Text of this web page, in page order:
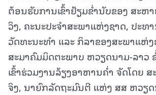
ຕ້ອນຮັບການເຂົ້າຢ້ຽມຂໍ່ານັບຂອງ ສະຫ
ວິງ, ຄະນະປະຈໍາສະພາແຫ່ງຊາດ, ປະທ
ວັດທະນະທໍາ ແລະ ກິລາຂອງສະພາແຫ່
ສະມາຄົມມິດຕະພາບ ຫວຽດນາມ-ລາວ
ເຂົ້າຮ່ວມງານລ້ຽງອາຫານຄໍ່າ ຈັດໂດຍ
ຈິງ, ນາຍົກລັດຖະມົນຕີ ແຫ່ງ ສສ ຫວຽ